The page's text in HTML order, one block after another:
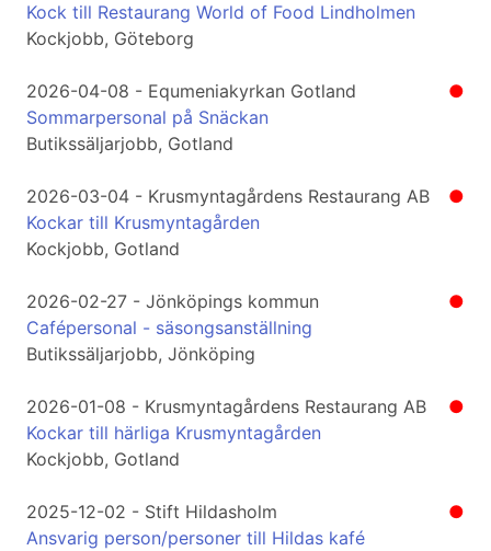
Kock till Restaurang World of Food Lindholmen
Kockjobb, Göteborg
●
2026-04-08 - Equmeniakyrkan Gotland
Sommarpersonal på Snäckan
Butikssäljarjobb, Gotland
●
2026-03-04 - Krusmyntagårdens Restaurang AB
Kockar till Krusmyntagården
Kockjobb, Gotland
●
2026-02-27 - Jönköpings kommun
Cafépersonal - säsongsanställning
Butikssäljarjobb, Jönköping
●
2026-01-08 - Krusmyntagårdens Restaurang AB
Kockar till härliga Krusmyntagården
Kockjobb, Gotland
●
2025-12-02 - Stift Hildasholm
Ansvarig person/personer till Hildas kafé